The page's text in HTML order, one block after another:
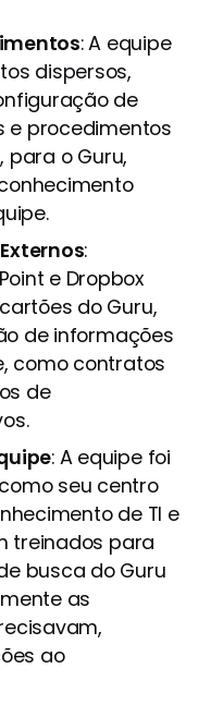
: A equipe
dispersos,
de
e procedimentos
para o Guru,
:
e Dropbox
do Guru,
de informações
como contratos
de
: A equipe foi
seu centro
de TI e
treinados para
busca do Guru
as
ao